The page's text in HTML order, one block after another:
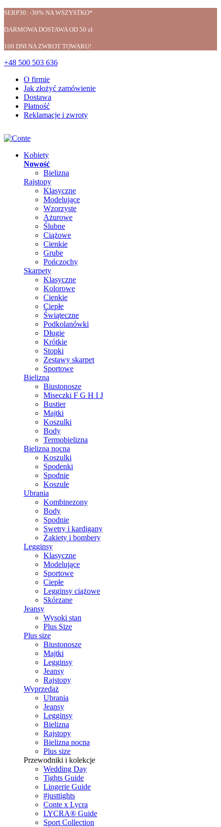
SERP30: -30% NA WSZYSTKO*
DARMOWA DOSTAWA OD 50 zł
100 DNI NA ZWROT TOWARU!
+48 500 503 636
O firmie
Jak złożyć zamówienie
Dostawa
Płatność
Reklamacje i zwroty
Kobiety
Nowość
Bielizna
Rajstopy
Klasyczne
Modelujące
Wzorzyste
Ażurowe
Ślubne
Ciążowe
Cienkie
Grube
Pończochy
Skarpety
Klasyczne
Kolorowe
Cienkie
Ciepłe
Świąteczne
Podkolanówki
Długie
Krótkie
Stopki
Zestawy skarpet
Sportowe
Bielizna
Biustonosze
Miseczki F G H I J
Bustier
Majtki
Koszulki
Body
Termobielizna
Bielizna nocna
Koszulki
Spodenki
Spodnie
Koszule
Ubrania
Kombinezony
Body
Spodnie
Swetry i kardigany
Żakiety i bombery
Legginsy
Klasyczne
Modelujące
Sportowe
Ciepłe
Legginsy ciążowe
Skórzane
Jeansy
Wysoki stan
Plus Size
Plus size
Biustonosze
Majtki
Legginsy
Jeansy
Rajstopy
Wyprzedaż
Ubrania
Jeansy
Legginsy
Bielizna
Rajstopy
Bielizna nocna
Plus size
Przewodniki i kolekcje
Wedding Day
Tights Guide
Lingerie Guide
#justtights
Conte x Lycra
LYCRA® Guide
Sport Сollection